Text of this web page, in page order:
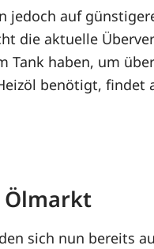
auf
die aktuelle
Tank haben, um
benötigt,
Ölmarkt
sich nun bereits